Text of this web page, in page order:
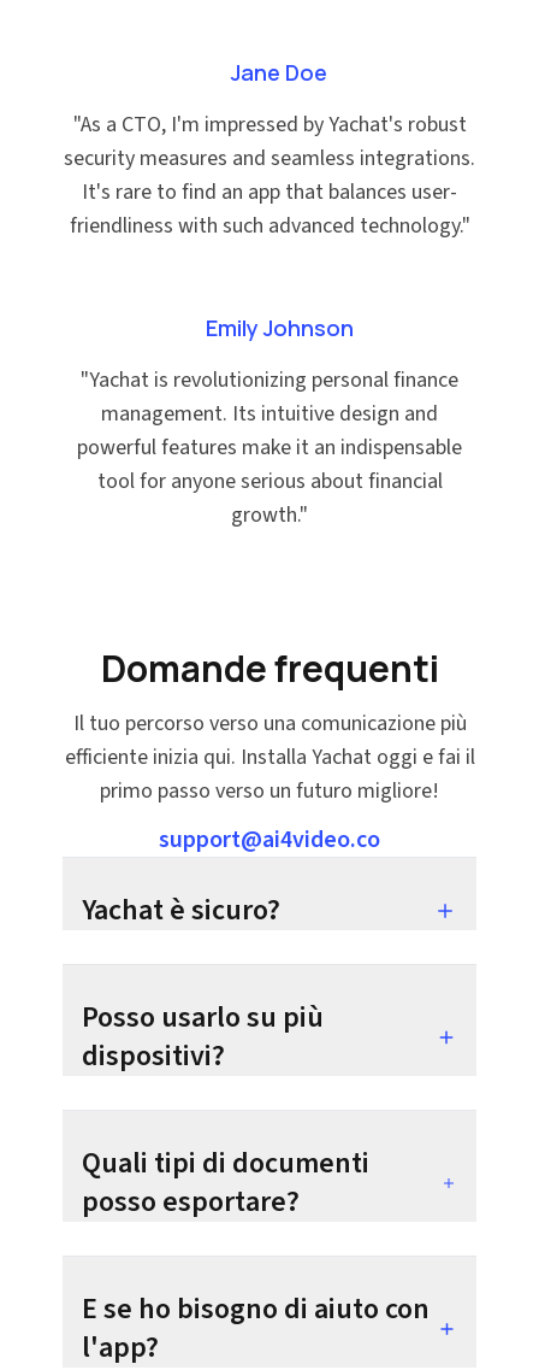
Jane Doe
"As a CTO, I'm impressed by Yachat's robust
security measures and seamless integrations.
It's rare to find an app that balances user-
friendliness with such advanced technology."
Emily Johnson
"Yachat is revolutionizing personal finance
management. Its intuitive design and
powerful features make it an indispensable
tool for anyone serious about financial
growth."
Domande frequenti
Il tuo percorso verso una comunicazione più
efficiente inizia qui. Installa Yachat oggi e fai il
primo passo verso un futuro migliore!
support@ai4video.co
Yachat è sicuro?
Posso usarlo su più
dispositivi?
Quali tipi di documenti
posso esportare?
E se ho bisogno di aiuto con
l'app?